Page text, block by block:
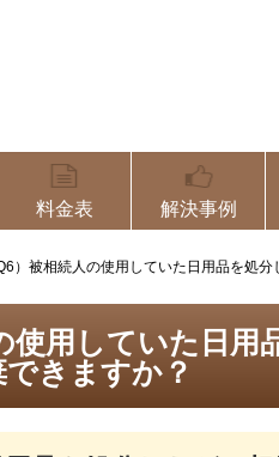
料金表 解決事例
）被相続人の使用していた日用品を処分
使用していた日用
きますか？